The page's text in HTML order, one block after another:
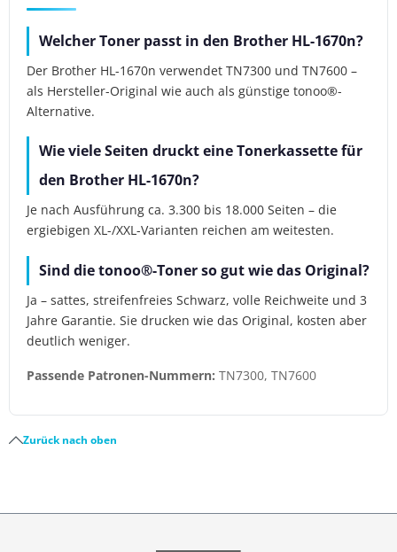
Welcher Toner passt in den Brother HL-1670n?
Der Brother HL-1670n verwendet TN7300 und TN7600 –
als Hersteller-Original wie auch als günstige tonoo®-
Alternative.
Wie viele Seiten druckt eine Tonerkassette für
den Brother HL-1670n?
Je nach Ausführung ca. 3.300 bis 18.000 Seiten – die
ergiebigen XL-/XXL-Varianten reichen am weitesten.
Sind die tonoo®-Toner so gut wie das Original?
Ja – sattes, streifenfreies Schwarz, volle Reichweite und 3
Jahre Garantie. Sie drucken wie das Original, kosten aber
deutlich weniger.
Passende Patronen-Nummern: TN7300, TN7600
Zurück nach oben